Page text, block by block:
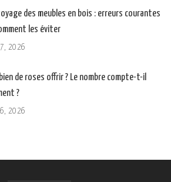
des meubles en bois : erreurs courantes
les éviter
2026
de roses offrir ? Le nombre compte-t-il
?
2026